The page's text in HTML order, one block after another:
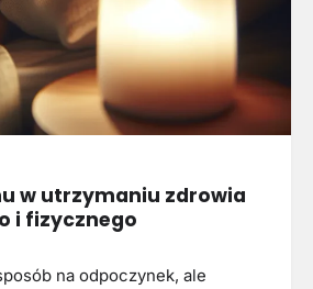
w utrzymaniu zdrowia
i fizycznego
na odpoczynek, ale